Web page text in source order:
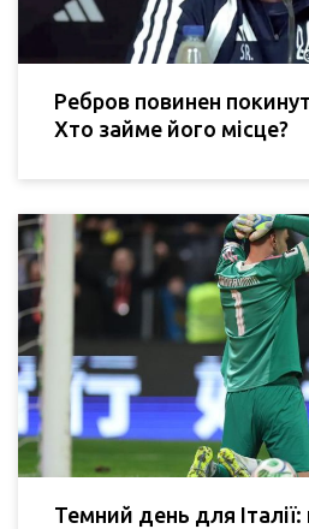
Ребров повинен
Хто займе його місце?
Темний день для Італії: